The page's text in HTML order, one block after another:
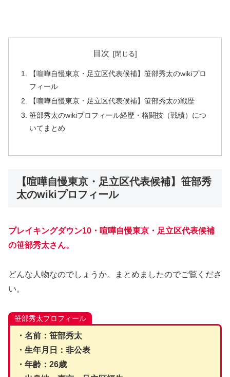
目次
【喧嘩自慢東京・足立区代表候補】笹部秀太のwikiプロ
フィール
【喧嘩自慢東京・足立区代表候補】笹部秀太の戦歴
笹部秀太のwikiプロフィール経歴・格闘技（戦績）につ
いてまとめ
【喧嘩自慢東京・足立区代表候補】笹部秀
太のwikiプロフィール
ブレイキングダウン10・喧嘩自慢東京・足立区代表候補
の笹部秀太さん。
どんな人物なのでしょうか。まとめましたのでご覧くださ
い。
笹部秀太プロフィール
・名前：笹部秀太
・生年月日：非公表
・年齢：26歳